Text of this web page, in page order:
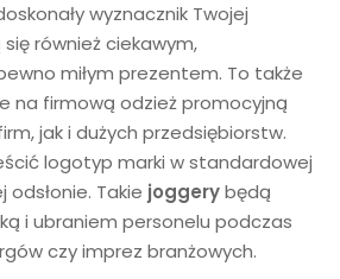
wyznacznik Twojej
również ciekawym,
miłym prezentem. To także
na firmową odzież promocyjną
jak i dużych przedsiębiorstw.
logotyp marki w standardowej
odsłonie. Takie joggerybędą
i ubraniem personelu podczas
czy imprez branżowych.